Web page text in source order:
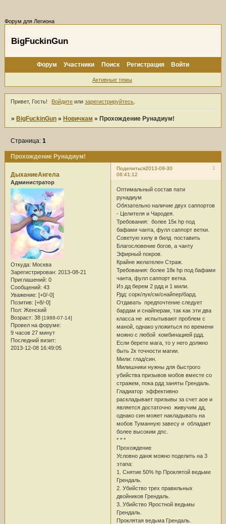
Форум для Легиона
BigFuckinGun
Форум Участники Поиск Регистрация Войти
Активные темы
Привет, Гость! Войдите илизарегистрируйтесь
» BigFuckinGun » Новичкам » Прохождение Рунадиум!
Прохождение Рунадиум!
Страница:1
Поделиться 1
2013-09-30
06:41:12
ДыханиеАнгела
Администратор
Откуда: Москва
Зарегистрирован: 2013-08-21
Приглашений: 0
Сообщений: 43
Уважение: [+0/-0]
Позитив: [+8/-0]
Пол: Женский
Возраст: 38 [1988-07-14]
Провел на форуме:
9 часов 27 минут
Последний визит:
2013-12-08 16:49:05
Оптимальный состав пати
рунадиум
Обязательно наличие двух саппортов
- Целителя и Чародея.
Требования: более 15к hp под
бафами чанта, фулл саппорт ветки.
Советую хилу в билд поставить
Благословение богов, а чанту
Эфирный покров.
Крайне желателен Страж.
Требования: более 18к hp под бафами
чанта, фулл саппорт ветка.
Из дд берем 2 рдд и 1 мили.
Рдд: сорк/лук/см/снайпер/бард.
Отдавать предпочтение следует
бардам и снайперам, так как эти два
класса не испытывают проблем с
маной, однако уложиться по времени
можно с любой комбинацией рдд.
Если берете мага, то у него должно
быть 2к точности магии.
Мили: глад/син.
Милишники нужны для быстрого
убийства призывов мобов вместе со
стражем, пока рдд заняты Грендаль.
Гладиатор эффективно
раскладывает призывы за счет аое и
является достаточно живучим дд,
однако син может накладывать на
мобов Туманную завесу и обладает
более высоким дпс.
* * *
Прохождение
Условно данж можно поделить на 3
этапа:
1. Снятие 50% hp Проклятой ведьме
Грендаль.
2. Убийство трех правильных
двойников Грендаль.
3. Убийство Яростной ведьмы
Грендаль.
Проклятая ведьма Грендаль.